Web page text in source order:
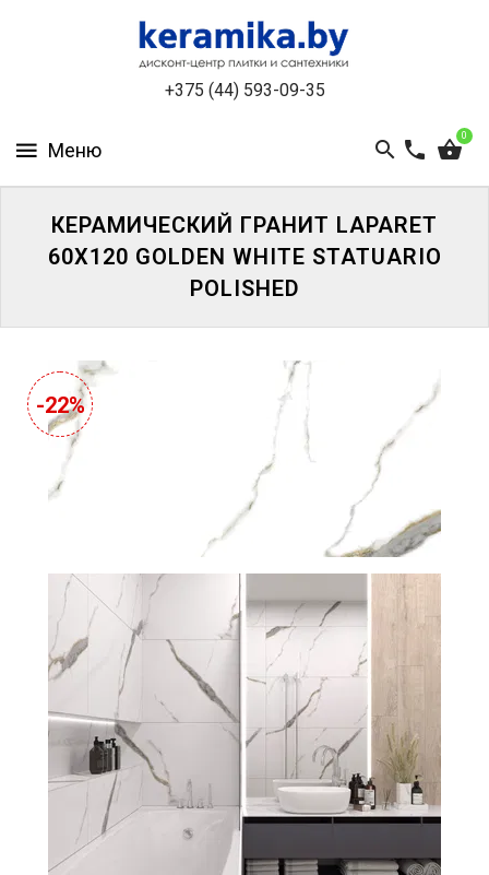
+375 (44) 593-09-35
0
ДИЗАЙН
НОВОСТИ
АКЦИИ
УЦЕНЁННАЯ
ПЛИТКА
29Р
КЕРАМИЧЕСКИЙ ГРАНИТ LAPARET
60X120 GOLDEN WHITE STATUARIO
POLISHED
-22%